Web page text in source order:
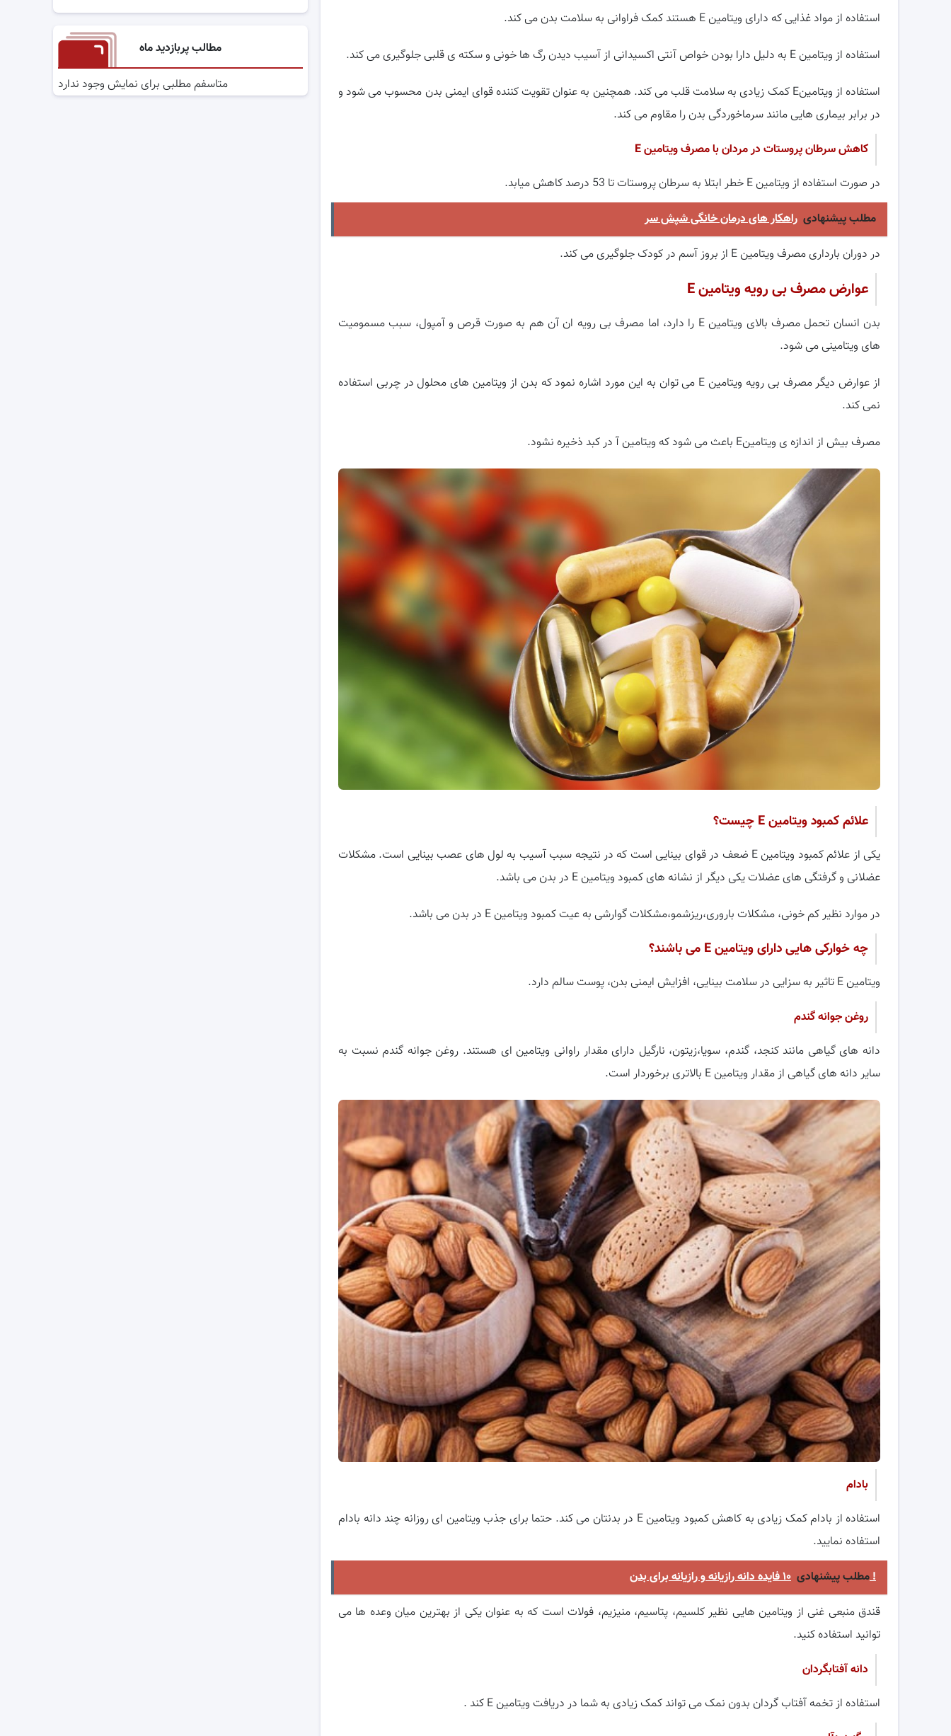
استفاده از مواد غذایی که دارای ویتامین E هستند کمک فراوانی به سلامت بدن می کند.
استفاده از ویتامین E به دلیل دارا بودن خواص آنتی اکسیدانی از آسیب دیدن رگ ها خونی و سکته ی قلبی جلوگیری می کند.
استفاده از ویتامینE کمک زیادی به سلامت قلب می کند. همچنین به عنوان تقویت کننده قوای ایمنی بدن محسوب می شود و
در برابر بیماری هایی مانند سرماخوردگی بدن را مقاوم می کند.
کاهش سرطان پروستات در مردان با مصرف ویتامینE
در صورت استفاده از ویتامین E خطر ابتلا به سرطان پروستات تا 53 درصد کاهش میابد.
مطلب پیشنهادی راهکار های درمان خانگی شپش سر
در دوران بارداری مصرف ویتامین E از بروز آسم در کودک جلوگیری می کند.
عوارض مصرف بی رویه ویتامینE
بدن انسان تحمل مصرف بالای ویتامین E را دارد، اما مصرف بی رویه ان آن هم به صورت قرص و آمپول، سبب مسمومیت
های ویتامینی می شود.
از عوارض دیگر مصرف بی رویه ویتامین E می توان به این مورد اشاره نمود که بدن از ویتامین های محلول در چربی استفاده
نمی کند.
مصرف بیش از اندازه ی ویتامینE باعث می شود که ویتامین آ در کبد ذخیره نشود.
علائم کمبود ویتامین چیست؟
یکی از علائم کمبود ویتامین E ضعف در قوای بینایی است که در نتیجه سبب آسیب به لول های عصب بینایی است. مشکلات
عضلانی و گرفتگی های عضلات یکی دیگر از نشانه های کمبود ویتامین E در بدن می باشد.
در موارد نظیر کم خونی، مشکلات باروری،ریزشمو،مشکلات گوارشی به عیت کمبود ویتامین E در بدن می باشد.
چه خوارکی هایی دارای ویتامینE می باشند؟
ویتامین E تاثیر به سزایی در سلامت بینایی، افزایش ایمنی بدن، پوست سالم دارد.
روغن جوانه گندم
دانه های گیاهی مانند کنجد، گندم، سویا،زیتون، نارگیل دارای مقدار راوانی ویتامین ای هستند. روغن جوانه گندم نسبت به
سایر دانه های گیاهی از مقدار ویتامین E بالاتری برخوردار است.
بادام
استفاده از بادام کمک زیادی به کاهش کمبود ویتامین E در بدنتان می کند. حتما برای جذب ویتامین ای روزانه چند دانه بادام
استفاده نمایید.
مطلب پیشنهادی۱۰ فایده دانه رازیانه و رازیانه برای بدن !
قندق منبعی غنی از ویتامین هایی نظیر کلسیم، پتاسیم، منیزیم، فولات است که به عنوان یکی از بهترین میان وعده ها می
توانید استفاده کنید.
دانه آفتابگردان
استفاده از تخمه آفتاب گردان بدون نمک می تواند کمک زیادی به شما در دریافت ویتامین E کند .
مطالب پربازدید ماه
متاسفم مطلبی برای نمایش وجود ندارد